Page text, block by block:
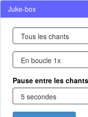
Juke-box
Pause entre les